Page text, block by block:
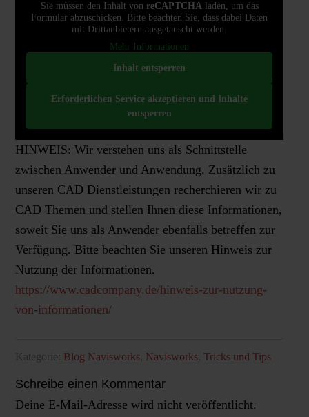
Sie müssen den Inhalt von reCAPTCHAladen, um das
Formular abzuschicken. Bitte beachten Sie, dass dabei Daten
mit Drittanbietern ausgetauscht werden.
Mehr Informationen
Inhalt entsperren
Erforderlichen Service akzeptieren und Inhalte
entsperren
HINWEIS: Wir verstehen uns als Schnittstelle
zwischen Anwender und Anwendung. Zusätzlich zu
unseren CAD Dienstleistungen recherchieren wir zu
CAD Themen und stellen Ihnen diese Informationen,
soweit Sie uns als Anwender ebenfalls betreffen zur
Verfügung. Bitte beachten Sie unseren Hinweis zur
Nutzung der Informationen.
https://www.cadcompany.de/hinweis-zur-nutzung-
von-informationen/
Kategorie: Blog Navisworks, Navisworks, Tricks und Tips
Schreibe einen Kommentar
Deine E-Mail-Adresse wird nicht veröffentlicht.